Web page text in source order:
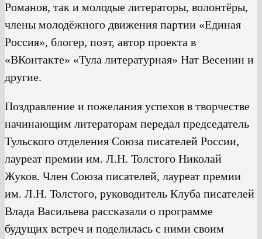
Романов, так и молодые литераторы, волонтёры,
члены молодёжного движения партии «Единая
Россия», блогер, поэт, автор проекта в
«ВКонтакте» «Тула литературная» Нат Весенин и
другие.
Поздравление и пожелания успехов в творчестве
начинающим литераторам передал председатель
Тульского отделения Союза писателей России,
лауреат премии им. Л.Н. Толстого Николай
Жуков. Член Союза писателей, лауреат премии
им. Л.Н. Толстого, руководитель Клуба писателей
Влада Васильева рассказали о программе
будущих встреч и поделилась с ними своим